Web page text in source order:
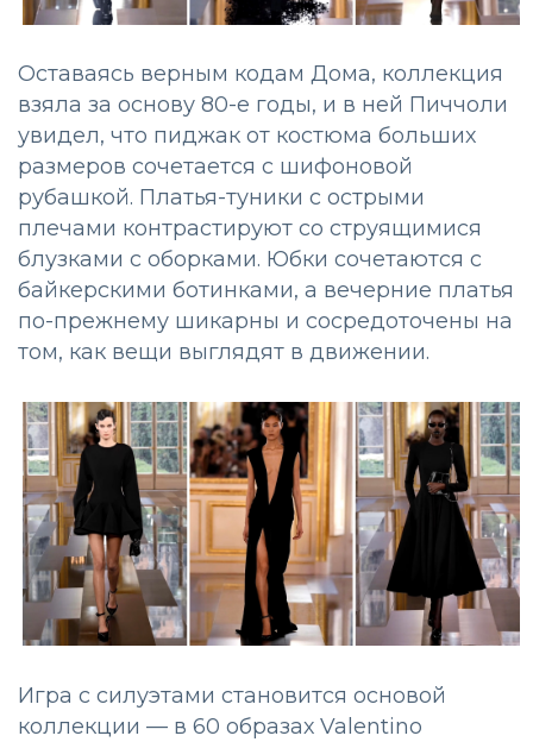
Оставаясь верным кодам Дома, коллекция
взяла за основу 80-е годы, и в ней Пиччоли
увидел, что пиджак от костюма больших
размеров сочетается с шифоновой
рубашкой. Платья-туники с острыми
плечами контрастируют со струящимися
блузками с оборками. Юбки сочетаются с
байкерскими ботинками, а вечерние платья
по-прежнему шикарны и сосредоточены на
том, как вещи выглядят в движении.
Игра с силуэтами становится основой
коллекции — в 60 образах Valentino